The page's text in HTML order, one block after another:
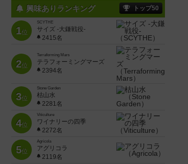
興味ありランキング トップ50
1位
SCYTHE
サイズ -大鎌戦役-
2415名
2位
Terraforming Mars
テラフォーミングマーズ
2394名
3位
Stone Garden
枯山水
2281名
4位
Viticulture
ワイナリーの四季
2272名
5位
Agricola
アグリコラ
2119名